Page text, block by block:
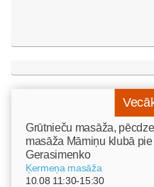
Grūtnieču masāža,
masāža Māmiņu klubā
Gerasimenko
Ķermeņa masāža
10.08 11:30-15:30